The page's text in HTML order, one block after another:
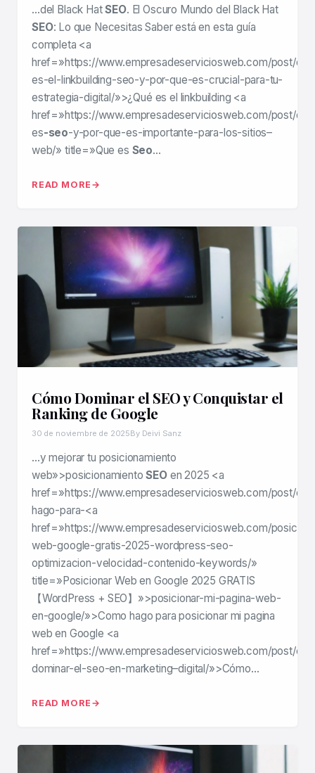
…del Black HatSEO. El Oscuro Mundo del Black Hat
SEO: Lo que Necesitas Saber está en esta guía
completa <a
href=»https://www.empresadeserviciosweb.com/post/
es-el-linkbuilding-seo-y-por-que-es-crucial-para-tu-
estrategia-digital/»>¿Qué es el linkbuilding <a
href=»https://www.empresadeserviciosweb.com/post/
es-seo-y-por-que-es-importante-para-los-sitios–
web/» title=»Que es Seo…
READ MORE
Cómo Dominar el SEO y Conquistar el
Ranking de Google
30 de noviembre de 2025By Deivi Sanz
…y mejorar tu posicionamiento
web»>posicionamientoSEOen 2025 <a
href=»https://www.empresadeserviciosweb.com/post/
hago-para-<a
href=»https://www.empresadeserviciosweb.com/
web-google-gratis-2025-wordpress-seo-
optimizacion-velocidad-contenido-keywords/»
title=»Posicionar Web en Google 2025 GRATIS
【WordPress + SEO】»>posicionar-mi-pagina-web-
en-google/»>Como hago para posicionar mi pagina
web en Google <a
href=»https://www.empresadeserviciosweb.com/post/
dominar-el-seo-en-marketing–digital/»>Cómo…
READ MORE